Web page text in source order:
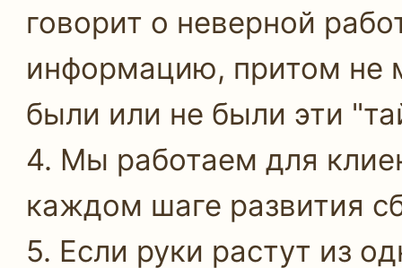
говорит о неверной
информацию, притом не
были или не были эти
4. Мы работаем для
каждом шаге развития
5. Если руки растут из